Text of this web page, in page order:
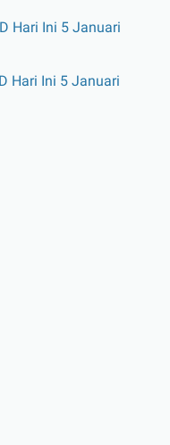
Hari Ini 5 Januari
Hari Ini 5 Januari